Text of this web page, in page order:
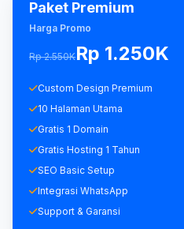
Paket Premium
Harga Promo
Rp 2.550KRp 1.250K
Custom Design Premium
10 Halaman Utama
Gratis 1 Domain
Gratis Hosting 1 Tahun
SEO Basic Setup
Integrasi WhatsApp
Support & Garansi